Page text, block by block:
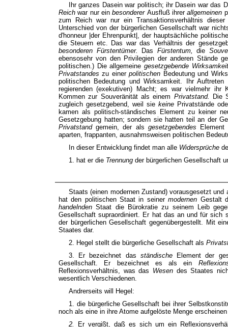
Ihr ganzes Dasein war politisch; ihr Dasein war das
Reichwar nur einbesonderer Ausfluß ihrerallgemeinen
zum Reich war nur ein Transaktionsverhältnis
Unterschied von der bürgerlichen Gesellschaft war
d'honneur |der Ehrenpunkt|, der hauptsächliche
die Steuern etc. Das war das Verhältnis der
besonderen Fürstentümer.
Das Fürstentum,die
ebensosehr von den Privilegien der anderen Stände
politischen.) Die allgemeine gesetzgebende
Privatstandeszu einerpolitischen Bedeutung und
politischen Bedeutung und Wirksamkeit. Ihr
regierenden (exekutiven) Macht; es war vielmehr
Kommen zur Souveränität als einem Privatstand.
Die
zugleich gesetzgebend, weil siekeine Privatstände
kamen als politisch-ständisches Element zu keiner
Gesetzgebung hatten; sondern sie hatten teil an der
Privatstandgemein, der als gesetzgebendes
aparten, frappanten, ausnahmsweisen politischen
In dieser Entwicklung findet man alle Widersprüche
1. hat er die Trennung der bürgerlichen Gesellschaft
Staats (einen modernen Zustand) vorausgesetzt und
hat den politischen Staat in seinermodernen Gestalt
handelndenStaat die Bürokratie zu seinem Leib
Gesellschaft supraordiniert. Er hat das an und für sich
der bürgerlichen Gesellschaft gegenübergestellt. Mit
Staates dar.
2. Hegel stellt die bürgerliche Gesellschaft als
3. Er bezeichnet das ständische
Element der
Gesellschaft. Er bezeichnet es als ein
Reflexionsverhältnis, was das Wesen des Staates
wesentlich Verschiedenen.
Andrerseits will Hegel:
1. die bürgerliche Gesellschaft bei ihrer
noch als eine in ihre Atome aufgelöste Menge
2.
Er vergißt, daß es sich um ein